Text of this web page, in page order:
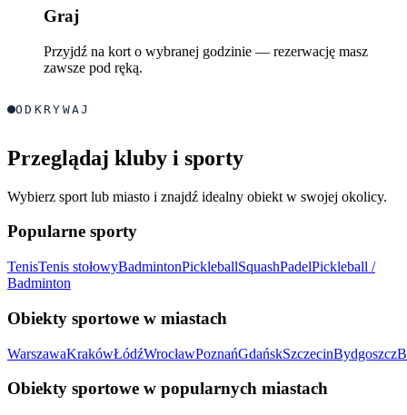
Graj
Przyjdź na kort o wybranej godzinie — rezerwację masz
zawsze pod ręką.
ODKRYWAJ
Przeglądaj kluby i sporty
Wybierz sport lub miasto i znajdź idealny obiekt w swojej okolicy.
Popularne sporty
TenisTenis stołowyBadmintonPickleballSquashPadelPickleball /
Badminton
Obiekty sportowe w miastach
WarszawaKrakówŁódźWrocławPoznańGdańskSzczecinBydgoszcz
Obiekty sportowe w popularnych miastach